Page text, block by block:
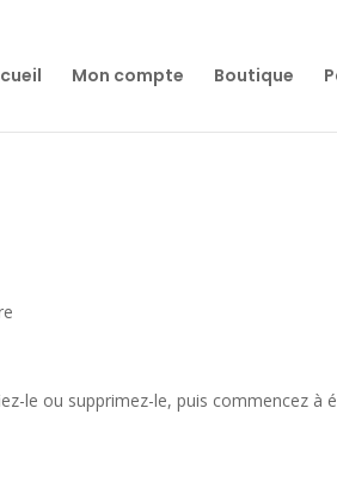
Mon compte Boutique
le ou supprimez-le, puis commencez à